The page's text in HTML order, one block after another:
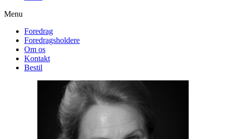
Menu
Foredrag
Foredragsholdere
Om os
Kontakt
Bestil